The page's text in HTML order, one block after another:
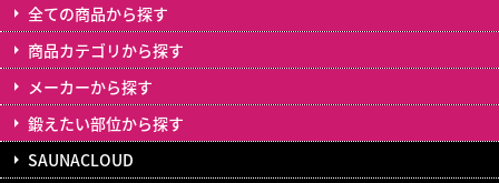
全ての商品から探す
商品カテゴリから探す
メーカーから探す
鍛えたい部位から探す
SAUNACLOUD